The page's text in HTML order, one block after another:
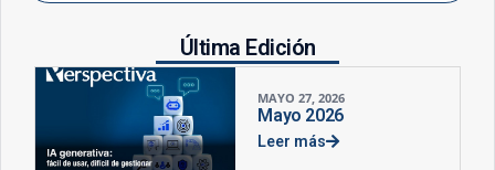
Última Edición
MAYO 27, 2026
Mayo 2026
Leer más